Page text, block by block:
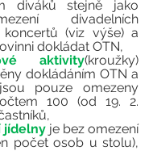
diváků stejně jako
divadelních
(viz výše) a
dokládat OTN,
aktivity(kroužky)
dokládáním OTN a
pouze omezeny
100 (od 19. 2.
jídelny je bez omezení
počet osob u stolu),